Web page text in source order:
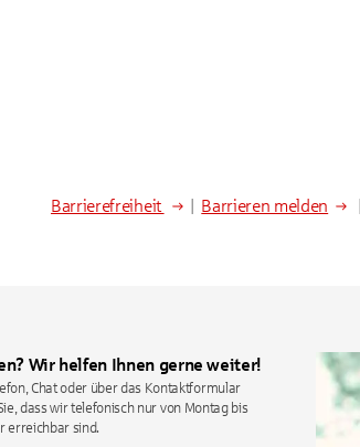
Barrierefreiheit Barrieren melden
Wir helfen Ihnen gerne weiter!
Chat oder über das Kontaktformular
dass wir telefonisch nur von Montag bis
erreichbar sind.